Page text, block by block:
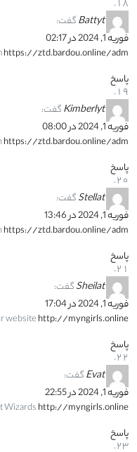
Battytگفت:
فوریه 1, 2024 در 02:17
https://ztd.bardou.online/adm
پاسخ
Kimberlytگفت:
فوریه 1, 2024 در 08:00
https://ztd.bardou.online/adm
پاسخ
Stellatگفت:
فوریه 1, 2024 در 13:46
https://ztd.bardou.online/adm
پاسخ
Sheilatگفت:
فوریه 1, 2024 در 17:04
websitehttp://myngirls.online/
پاسخ
Evatگفت:
فوریه 1, 2024 در 22:55
Wizardshttp://myngirls.online/
پاسخ